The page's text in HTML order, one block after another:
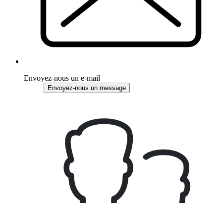
Envoyez-nous un e-mail
Envoyez-nous un message